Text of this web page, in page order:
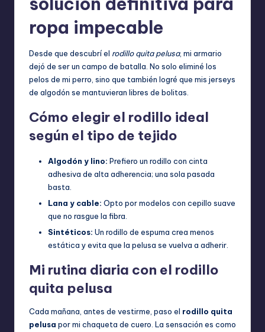
ropa impecable
Desde que descubrí el rodillo quita pelusa, mi armario
dejó de ser un campo de batalla. No solo eliminé los
pelos de mi perro, sino que también logré que mis jerseys
de algodón se mantuvieran libres de bolitas.
Cómo elegir el rodillo ideal
según el tipo de tejido
Algodón y lino: Prefiero un rodillo con cinta
adhesiva de alta adherencia; una sola pasada
basta.
Lana y cable: Opto por modelos con cepillo suave
que no rasgue la fibra.
Sintéticos: Un rodillo de espuma crea menos
estática y evita que la pelusa se vuelva a adherir.
Mi rutina diaria con el rodillo
quita pelusa
Cada mañana, antes de vestirme, paso el rodillo quita
pelusa por mi chaqueta de cuero. La sensación es como